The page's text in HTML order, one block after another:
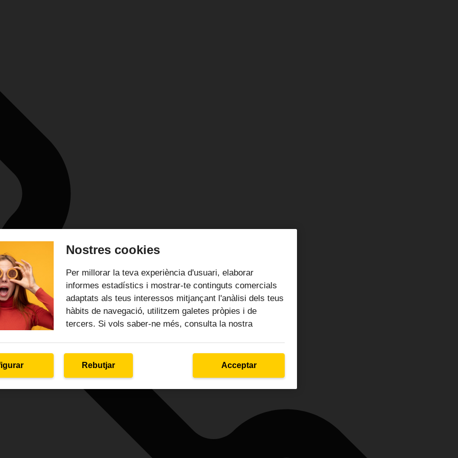
Nostres cookies
Per millorar la teva experiència d'usuari, elaborar
informes estadístics i mostrar-te continguts comercials
adaptats als teus interessos mitjançant l'anàlisi dels teus
hàbits de navegació, utilitzem galetes pròpies i de
tercers. Si vols saber-ne més, consulta la nostra
Rebutjar Acceptar